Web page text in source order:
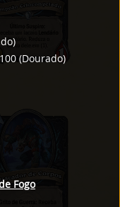
)
100 (Dourado)
Fogo